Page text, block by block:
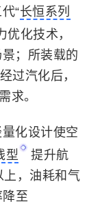
“长恒系列
化技术，
；所装载的
过汽化后，
求。
化设计使空
型
提升航
上，油耗和气
至